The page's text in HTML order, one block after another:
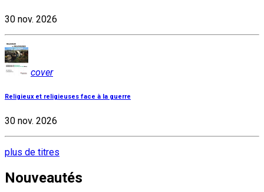
30 nov. 2026
cover
Religieux et religieuses face à la guerre
30 nov. 2026
plus de titres
Nouveautés